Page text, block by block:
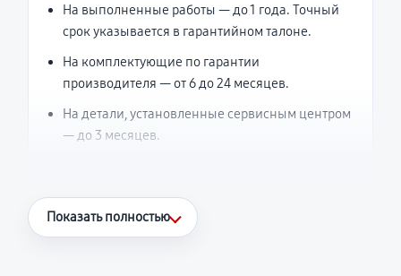
На выполненные работы — до 1 года. Точный
срок указывается в гарантийном талоне.
На комплектующие по гарантии
производителя — от 6 до 24 месяцев.
На детали, установленные сервисным центром
— до 3 месяцев.
Что считается гарантийным случаем
Показать полностью